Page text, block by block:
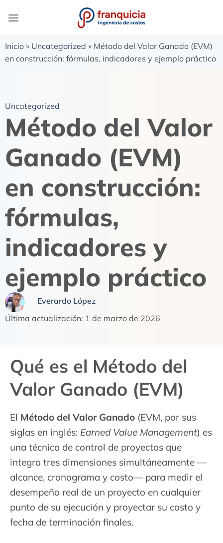
Inicio » Uncategorized » Método del Valor Ganado (EVM)
en construcción: fórmulas, indicadores y ejemplo práctico
Uncategorized
Método del Valor
Ganado (EVM)
en construcción:
fórmulas,
indicadores y
ejemplo práctico
Everardo López
Última actualización: 1 de marzo de 2026
Qué es el Método del
Valor Ganado (EVM)
El Método del Valor Ganado (EVM, por sus
siglas en inglés: Earned Value Management) es
una técnica de control de proyectos que
integra tres dimensiones simultáneamente —
alcance, cronograma y costo— para medir el
desempeño real de un proyecto en cualquier
punto de su ejecución y proyectar su costo y
fecha de terminación finales.